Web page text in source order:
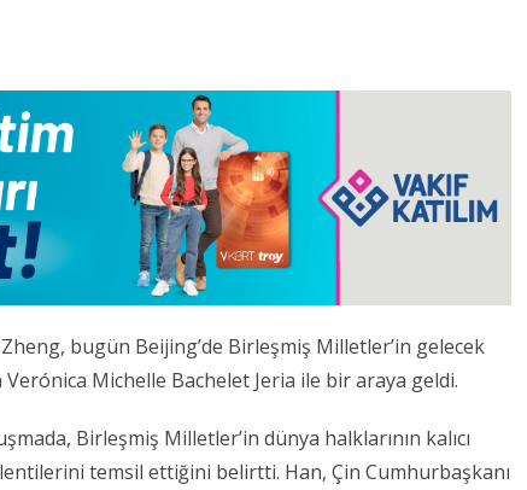
Zheng, bugün Beijing’de Birleşmiş Milletler’in gelecek
Michelle Bachelet Jeria ile bir araya geldi.
Birleşmiş Milletler’in dünya halklarının kalıcı
temsil ettiğini belirtti. Han, Çin Cumhurbaşkanı